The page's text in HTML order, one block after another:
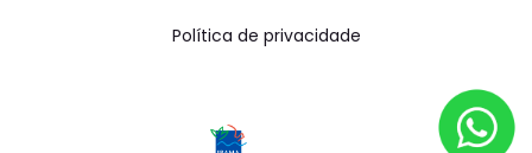
Política de privacidade